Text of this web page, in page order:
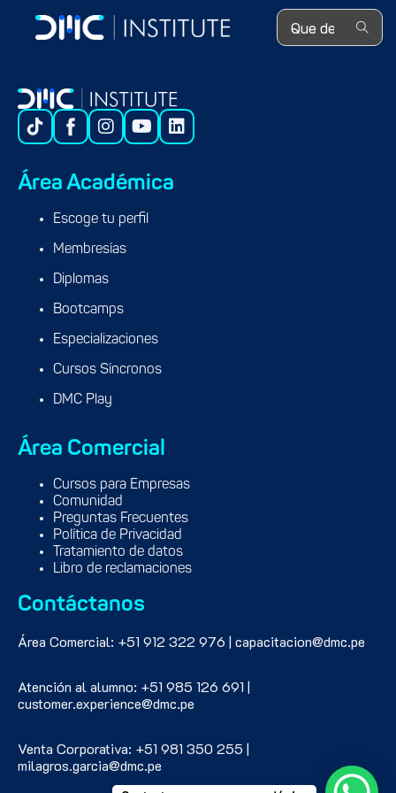
Search ...
Área Académica
Escoge tu perfil
Membresías
Diplomas
Bootcamps
Especializaciones
Cursos Síncronos
DMC Play
Área Comercial
Cursos para Empresas
Comunidad
Preguntas Frecuentes
Política de Privacidad
Tratamiento de datos
Libro de reclamaciones
Contáctanos
Área Comercial: +51 912 322 976 | capacitacion@dmc.pe
Atención al alumno: +51 985 126 691 |
customer.experience@dmc.pe
Venta Corporativa: +51 981 350 255 |
milagros.garcia@dmc.pe